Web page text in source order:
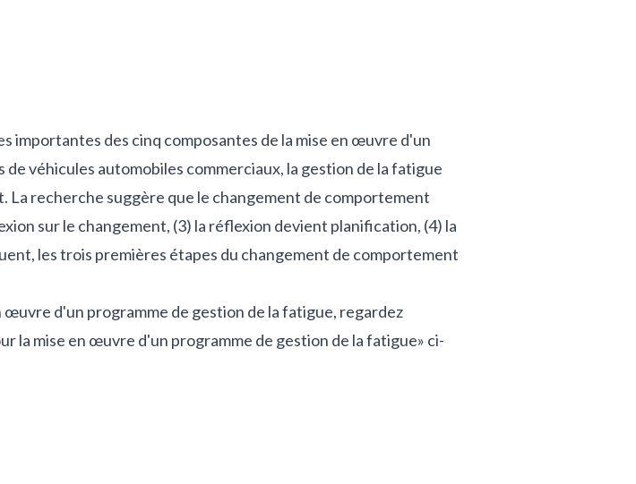
importantes des cinq composantes de la mise en œuvre d'un
véhicules automobiles commerciaux, la gestion de la fatigue
recherche suggère que le changement de comportement
sur le changement, (3) la réflexion devient planification, (4) la
les trois premières étapes du changement de comportement
œuvre d'un programme de gestion de la fatigue, regardez
la mise en œuvre d'un programme de gestion de la fatigue» ci-